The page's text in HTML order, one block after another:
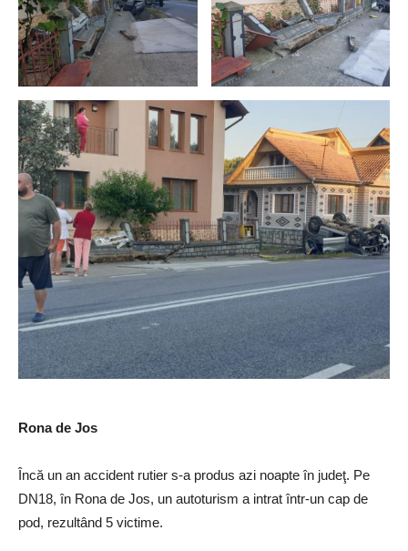
Rona de Jos
Încă un an accident rutier s-a produs azi noapte în judeţ. Pe
DN18, în Rona de Jos, un autoturism a intrat într-un cap de
pod, rezultând 5 victime.